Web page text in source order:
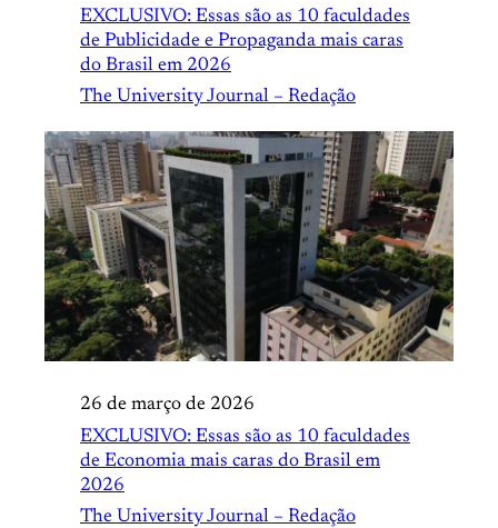
EXCLUSIVO: Essas são as 10 faculdades
de Publicidade e Propaganda mais caras
do Brasil em 2026
The University Journal – Redação
26 de março de 2026
EXCLUSIVO: Essas são as 10 faculdades
de Economia mais caras do Brasil em
2026
The University Journal – Redação